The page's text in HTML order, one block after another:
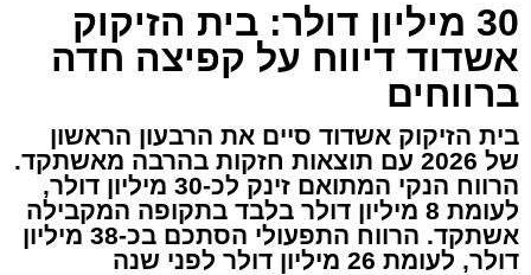
30 מיליון דולר: בית הזיקוק
אשדוד דיווח על קפיצה חדה
ברווחים
בית הזיקוק אשדוד סיים את הרבעון הראשון
של 2026 עם תוצאות חזקות בהרבה מאשתקד.
הרווח הנקי המתואם זינק לכ-30 מיליון דולר,
לעומת 8 מיליון דולר בלבד בתקופה המקבילה
אשתקד. הרווח התפעולי הסתכם בכ-38 מיליון
דולר, לעומת 26 מיליון דולר לפני שנה